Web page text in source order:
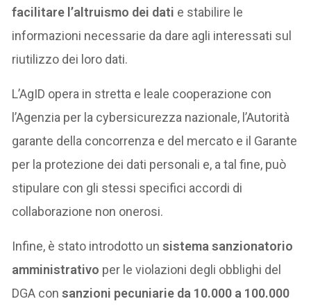
facilitare l’altruismo dei dati e stabilire le
informazioni necessarie da dare agli interessati sul
riutilizzo dei loro dati.
L’AgID opera in stretta e leale cooperazione con
l’Agenzia per la cybersicurezza nazionale, l’Autorità
garante della concorrenza e del mercato e il Garante
per la protezione dei dati personali e, a tal fine, può
stipulare con gli stessi specifici accordi di
collaborazione non onerosi.
Infine, è stato introdotto unsistema sanzionatorio
amministrativo per le violazioni degli obblighi del
DGA consanzioni pecuniarie da 10.000 a 100.000